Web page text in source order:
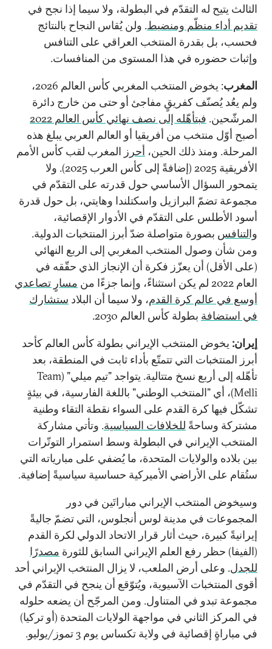
الثالث يتيح له التقدّم في البطولة، ولا سيما إذا نجح في
تقديم أداء منظّم ومنضبط. ولن يُقاس النجاح بالنتائج
فحسب، بل بقدرة المنتخب العراقي على التنافس
وإثبات حضوره في هذا المستوى من المنافسات.
المغرب
: يخوض المنتخب المغربي كأس العالم 2026،
ولم يعُد يُصنّف كفريقٍ مفاجئ أو حتى من خارج دائرة
المرشّحين. فبتأهّله إلى نصف نهائي كأس العالم 2022
أصبح أوّل منتخب من أفريقيا أو العالم العربي يبلغ هذه
المرحلة. ومنذ ذلك الحين، أحرز المغرب لقب كأس الأمم
الأفريقية 2025 (إضافةً إلى كأس العرب 2025). ولا
يتمحور السؤال الأساسي حول قدرته على التقدّم في
مجموعة تضمّ البرازيل واسكتلندا وهايتي، بل حول قدرة
أسود الأطلس على التقدّم في الأدوار الإقصائية،
والتنافس بصورة متواصلة ضدّ أبرز المنتخبات الدولية.
ومن شأن وصول المنتخب المغربي إلى الربع النهائي
(على الأقل) أن يعزّز فكرة أن الإنجاز الذي حقّقه في
العام 2022 لم يكن استثناءً، وإنما جزءًا من
مسارٍ تصاعدي
أوسع في عالم كرة القدم، ولا سيما أن البلاد ستشارك
في استضافة بطولة كأس العالم 2030.
إيران: يخوض المنتخب الإيراني بطولة كأس العالم كأحد
أبرز المنتخبات التي تتمتّع بأداء ثابت في المنطقة، بعد
تأهّله إلى أربع نسخ متتالية.
يتواجد "تيم ميلي" (Team
Melli)، أي "المنتخب الوطني" باللغة الفارسية، في بيئةٍ
تشكّل فيها كرة القدم على السواء نقطة التقاء وطنية
مشتركة وساحةً للخلافات السياسية. وتأتي مشاركة
المنتخب الإيراني في البطولة وسط استمرار التوتّرات
بين بلاده والولايات المتحدة، ما يُضفي على مبارياته التي
ستُقام على الأراضي الأميركية حساسية سياسيةً إضافية.
وسيخوض المنتخب الإيراني مباراتَين في دور
المجموعات في مدينة لوس أنجلوس، التي تضمّ جاليةً
إيرانيةً كبيرة، حيث أثار قرار الاتحاد الدولي لكرة القدم
(الفيفا) حظر رفع العلم الإيراني السابق للثورة مصدرًا
للجدل. وعلى أرض الملعب، لا يزال المنتخب الإيراني أحد
أقوى المنتخبات الآسيوية، ويُتوّقع أن ينجح في التقدّم في
مجموعة تبدو في المتناول. ومن المرجّح أن يضعه حلوله
في المركز الثاني في مواجهة الولايات المتحدة (أو تركيا)
في مباراةٍ إقصائية في ولاية تكساس يوم 3 تموز/يوليو.